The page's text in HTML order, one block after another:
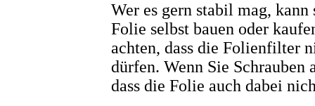
Wer es gern stabil mag,
Folie selbst bauen oder
achten, dass die Folienfilter
dürfen. Wenn Sie Schrauben
dass die Folie auch dabei